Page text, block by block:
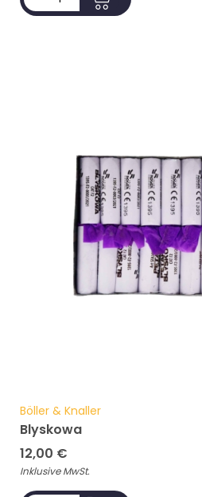
Böller & Knaller
Blyskowa
12,00 €
Inklusive MwSt.